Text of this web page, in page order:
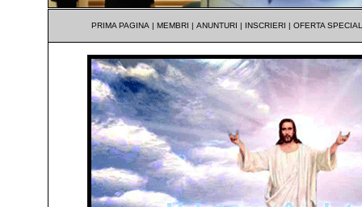
PRIMA PAGINA | MEMBRI | ANUNTURI | INSCRIERI | OFERTA